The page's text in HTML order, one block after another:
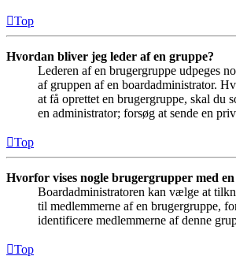
Top
Hvordan bliver jeg leder af en gruppe?
Lederen af en brugergruppe udpeges
af gruppen af en boardadministrator.
at få oprettet en brugergruppe, skal du
en administrator; forsøg at sende en
Top
Hvorfor vises nogle brugergrupper med
Boardadministratoren kan vælge at
til medlemmerne af en brugergruppe,
identificere medlemmerne af denne
Top